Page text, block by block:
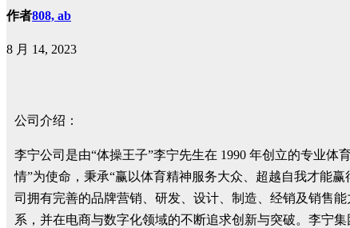
作者808, ab
8 月 14, 2023
公司介绍：
李宁公司是由“体操王子”李宁先生在 1990 年创立的专业
情”为使命，秉承“赢以体育精神服务大众、超越自我才能
司拥有完善的品牌营销、研发、设计、制造、经销及销售
系，并在电商与数字化领域的不断追求创新与突破。李宁